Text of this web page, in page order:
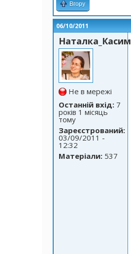
Вгору
06/10/2011
Наталка_Касим
Не в мережі
Останній вхід: 7
років 1 місяць
тому
Зареєстрований:
03/09/2011 -
12:32
Матеріали: 537